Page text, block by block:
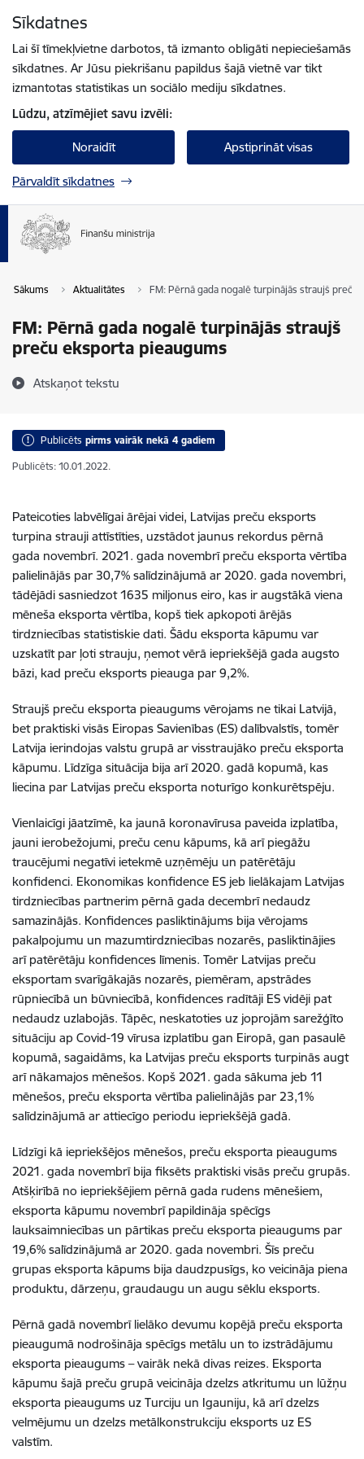
Sīkdatnes
Lai šī tīmekļvietne darbotos, tā izmanto obligāti nepieciešamās
sīkdatnes. Ar Jūsu piekrišanu papildus šajā vietnē var tikt
izmantotas statistikas un sociālo mediju sīkdatnes.
Lūdzu, atzīmējiet savu izvēli:
Noraidīt Apstiprināt visas
Pārvaldīt sīkdatnes
Sākums Aktualitātes FM: Pērnā gada nogalē turpinājās straujš preču
FM: Pērnā gada nogalē turpinājās straujš
preču eksporta pieaugums
Atskaņot tekstu
Publicēts pirms vairāk nekā 4 gadiem
Publicēts: 10.01.2022.
Pateicoties labvēlīgai ārējai videi, Latvijas preču eksports
turpina strauji attīstīties, uzstādot jaunus rekordus pērnā
gada novembrī. 2021. gada novembrī preču eksporta vērtība
palielinājās par 30,7% salīdzinājumā ar 2020. gada novembri,
tādējādi sasniedzot 1635 miljonus eiro, kas ir augstākā viena
mēneša eksporta vērtība, kopš tiek apkopoti ārējās
tirdzniecības statistiskie dati. Šādu eksporta kāpumu var
uzskatīt par ļoti strauju, ņemot vērā iepriekšējā gada augsto
bāzi, kad preču eksports pieauga par 9,2%.
Straujš preču eksporta pieaugums vērojams ne tikai Latvijā,
bet praktiski visās Eiropas Savienības (ES) dalībvalstīs, tomēr
Latvija ierindojas valstu grupā ar visstraujāko preču eksporta
kāpumu. Līdzīga situācija bija arī 2020. gadā kopumā, kas
liecina par Latvijas preču eksporta noturīgo konkurētspēju.
Vienlaicīgi jāatzīmē, ka jaunā koronavīrusa paveida izplatība,
jauni ierobežojumi, preču cenu kāpums, kā arī piegāžu
traucējumi negatīvi ietekmē uzņēmēju un patērētāju
konfidenci. Ekonomikas konfidence ES jeb lielākajam Latvijas
tirdzniecības partnerim pērnā gada decembrī nedaudz
samazinājās. Konfidences pasliktinājums bija vērojams
pakalpojumu un mazumtirdzniecības nozarēs, pasliktinājies
arī patērētāju konfidences līmenis. Tomēr Latvijas preču
eksportam svarīgākajās nozarēs, piemēram, apstrādes
rūpniecībā un būvniecībā, konfidences radītāji ES vidēji pat
nedaudz uzlabojās. Tāpēc, neskatoties uz joprojām sarežģīto
situāciju ap Covid-19 vīrusa izplatību gan Eiropā, gan pasaulē
kopumā, sagaidāms, ka Latvijas preču eksports turpinās augt
arī nākamajos mēnešos. Kopš 2021. gada sākuma jeb 11
mēnešos, preču eksporta vērtība palielinājās par 23,1%
salīdzinājumā ar attiecīgo periodu iepriekšējā gadā.
Līdzīgi kā iepriekšējos mēnešos, preču eksporta pieaugums
2021. gada novembrī bija fiksēts praktiski visās preču grupās.
Atšķirībā no iepriekšējiem pērnā gada rudens mēnešiem,
eksporta kāpumu novembrī papildināja spēcīgs
lauksaimniecības un pārtikas preču eksporta pieaugums par
19,6% salīdzinājumā ar 2020. gada novembri. Šīs preču
grupas eksporta kāpums bija daudzpusīgs, ko veicināja piena
produktu, dārzeņu, graudaugu un augu sēklu eksports.
Pērnā gadā novembrī lielāko devumu kopējā preču eksporta
pieaugumā nodrošināja spēcīgs metālu un to izstrādājumu
eksporta pieaugums – vairāk nekā divas reizes. Eksporta
kāpumu šajā preču grupā veicināja dzelzs atkritumu un lūžņu
eksporta pieaugums uz Turciju un Igauniju, kā arī dzelzs
velmējumu un dzelzs metālkonstrukciju eksports uz ES
valstīm.